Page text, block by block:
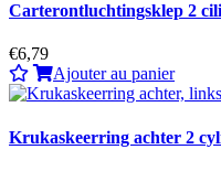
Carterontluchtingsklep 2
€6,79
Ajouter au panier
Krukaskeerring achter 2